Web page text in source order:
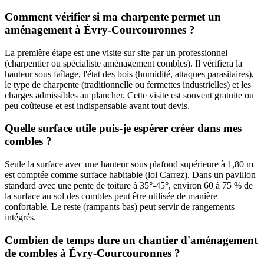
Comment vérifier si ma charpente permet un
aménagement à Évry-Courcouronnes ?
La première étape est une visite sur site par un professionnel
(charpentier ou spécialiste aménagement combles). Il vérifiera la
hauteur sous faîtage, l'état des bois (humidité, attaques parasitaires),
le type de charpente (traditionnelle ou fermettes industrielles) et les
charges admissibles au plancher. Cette visite est souvent gratuite ou
peu coûteuse et est indispensable avant tout devis.
Quelle surface utile puis-je espérer créer dans mes
combles ?
Seule la surface avec une hauteur sous plafond supérieure à 1,80 m
est comptée comme surface habitable (loi Carrez). Dans un pavillon
standard avec une pente de toiture à 35°-45°, environ 60 à 75 % de
la surface au sol des combles peut être utilisée de manière
confortable. Le reste (rampants bas) peut servir de rangements
intégrés.
Combien de temps dure un chantier d'aménagement
de combles à Évry-Courcouronnes ?